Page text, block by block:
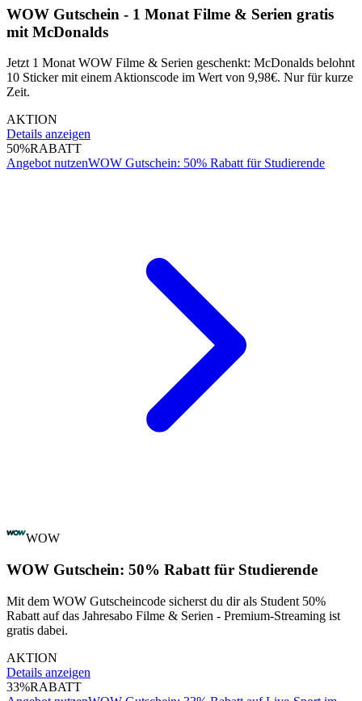
WOW Gutschein - 1 Monat Filme & Serien gratis
mit McDonalds
Jetzt 1 Monat WOW Filme & Serien geschenkt: McDonalds belohnt
10 Sticker mit einem Aktionscode im Wert von 9,98€. Nur für kurze
Zeit.
AKTION
Details anzeigen
50%RABATT
Angebot nutzenWOW Gutschein: 50% Rabatt für Studierende
WOW
WOW Gutschein: 50% Rabatt für Studierende
Mit dem WOW Gutscheincode sicherst du dir als Student 50%
Rabatt auf das Jahresabo Filme & Serien - Premium-Streaming ist
gratis dabei.
AKTION
Details anzeigen
33%RABATT